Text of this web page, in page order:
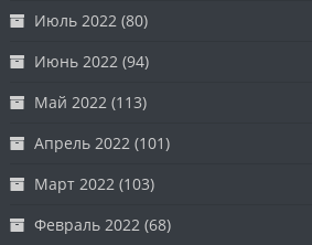
Июль 2022 (80)
Июнь 2022 (94)
Май 2022 (113)
Апрель 2022 (101)
Март 2022 (103)
Февраль 2022 (68)